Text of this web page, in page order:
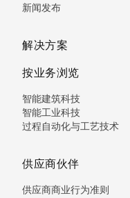
新闻发布
解决方案
按业务浏览
智能建筑科技
智能工业科技
过程自动化与工艺技术
供应商伙伴
供应商商业行为准则